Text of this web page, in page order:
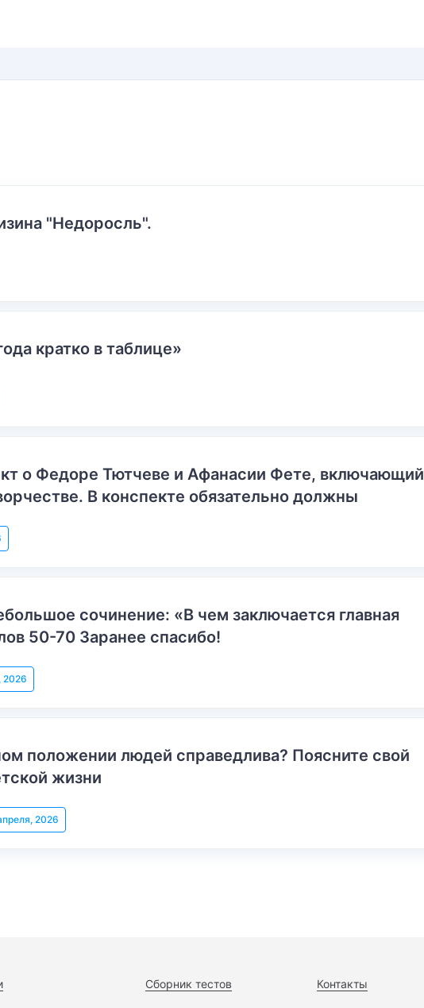
"Недоросль".
кратко в таблице»
о Федоре Тютчеве и Афанасии Фете, включающий
В конспекте обязательно должны
сочинение: «В чем заключается главная
50-70 Заранее спасибо!
2026
положении людей справедлива? Поясните свой
жизни
2026
Сборник тестов Контакты